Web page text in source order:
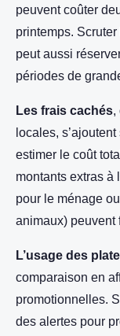
peuvent coûter
printemps.
peut aussi
périodes de
Les frais cachés,
locales,
estimer le coût
montants extras à
pour le ménage
animaux) peuvent
L’usage des
comparaison en
promotionnelles.
des alertes pour